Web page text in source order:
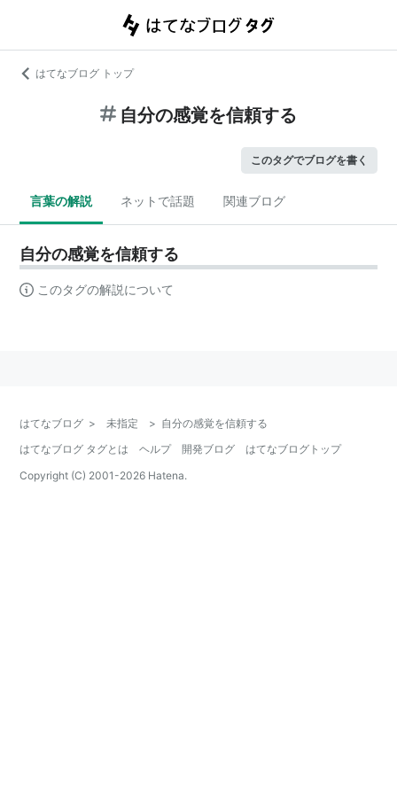
はてなブログ トップ
自分の感覚を信頼する
このタグでブログを書く
言葉の解説 ネットで話題 関連ブログ
自分の感覚を信頼する
このタグの解説について
はてなブログ > 未指定 > 自分の感覚を信頼する
はてなブログ タグとは
ヘルプ 開発ブログ
はてなブログトップ
Copyright (C) 2001-2026 Hatena.